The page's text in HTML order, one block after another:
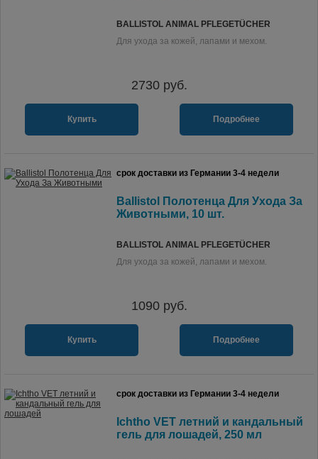
BALLISTOL ANIMAL PFLEGETÜCHER
Для ухода за кожей, лапами и мехом.
2730руб.
Купить Подробнее
срок доставки из Германии 3-4 недели
Ballistol Полотенца Для Ухода За
Животными, 10 шт.
BALLISTOL ANIMAL PFLEGETÜCHER
Для ухода за кожей, лапами и мехом.
1090руб.
Купить Подробнее
срок доставки из Германии 3-4 недели
Ichtho VET летний и кандальный
гель для лошадей, 250 мл